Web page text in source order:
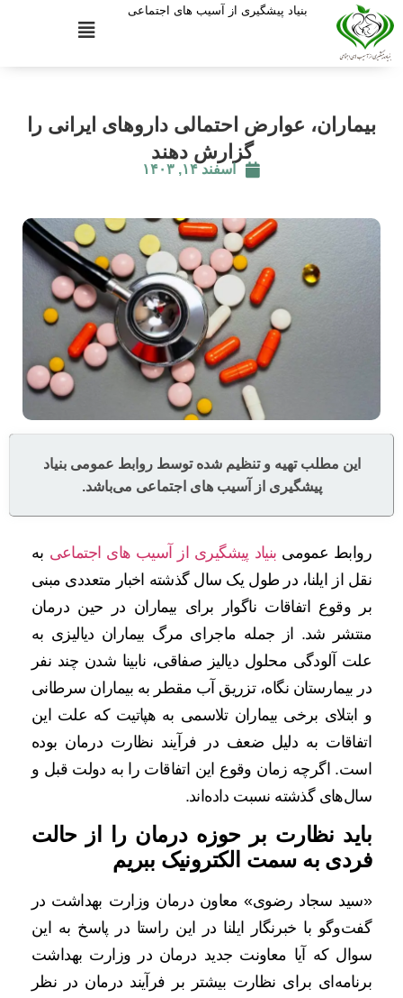
بنیاد پیشگیری از آسیب های اجتماعی
بیماران، عوارض احتمالی داروهای ایرانی را
گزارش دهند
اسفند ۱۴, ۱۴۰۳
این مطلب تهیه و تنظیم شده توسط روابط عمومی بنیاد
پیشگیری از آسیب های اجتماعی می‌باشد.
روابط عمومی بنیاد پیشگیری از آسیب های اجتماعی به
نقل از ایلنا، در طول یک سال گذشته اخبار متعددی مبنی
بر وقوع اتفاقات ناگوار برای بیماران در حین درمان
منتشر شد. از جمله ماجرای مرگ بیماران دیالیزی به
علت آلودگی محلول دیالیز صفاقی، نابینا شدن چند نفر
در بیمارستان نگاه، تزریق آب مقطر به بیماران سرطانی
و ابتلای برخی بیماران تلاسمی به هپاتیت که علت این
اتفاقات به دلیل ضعف در فرآیند نظارت درمان بوده
است. اگرچه زمان وقوع این اتفاقات را به دولت قبل و
سال‌های گذشته نسبت داده‌اند.
باید نظارت بر حوزه درمان را از حالت
فردی به سمت الکترونیک ببریم
«سید سجاد رضوی» معاون درمان وزارت بهداشت در
گفت‌وگو با خبرنگار ایلنا در این راستا در پاسخ به این
سوال که آیا معاونت جدید درمان در وزارت بهداشت
برنامه‌ای برای نظارت بیشتر بر فرآیند درمان در نظر